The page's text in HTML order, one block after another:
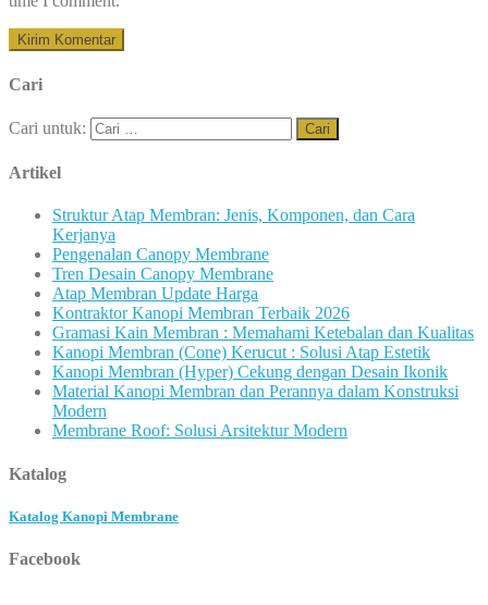
Cari
Cari untuk:
Artikel
Struktur Atap Membran: Jenis, Komponen, dan Cara
Kerjanya
Pengenalan Canopy Membrane
Tren Desain Canopy Membrane
Atap Membran Update Harga
Kontraktor Kanopi Membran Terbaik 2026
Gramasi Kain Membran : Memahami Ketebalan dan Kualitas
Kanopi Membran (Cone) Kerucut : Solusi Atap Estetik
Kanopi Membran (Hyper) Cekung dengan Desain Ikonik
Material Kanopi Membran dan Perannya dalam Konstruksi
Modern
Membrane Roof: Solusi Arsitektur Modern
Katalog
Katalog Kanopi Membrane
Facebook